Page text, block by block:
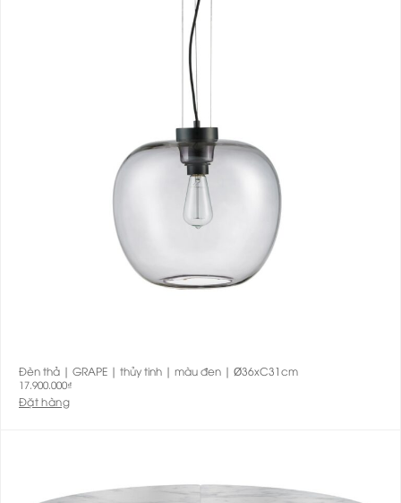
Đèn thả | GRAPE | thủy tinh | màu đen | Ø36xC31cm
17.900.000₫
Đặt hàng